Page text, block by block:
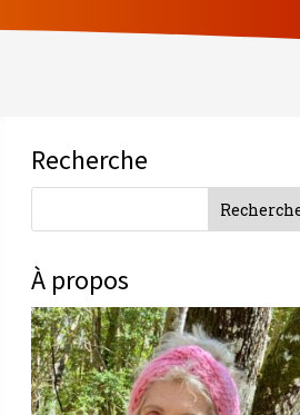
Recherche
À propos